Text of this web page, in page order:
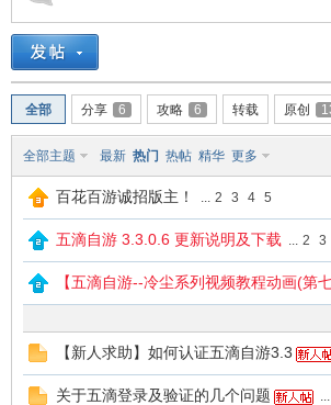
全部 分享 6 攻略 6 转载 原创
全部主题 最新 热门 热帖 精华 更多
百花百游诚招版主！ ... 2 3 4 5
五滴自游 3.3.0.6 更新说明及下载 ... 2 3
【五滴自游--冷尘系列视频教程动画(第
【新人求助】如何认证五滴自游3.3
关于五滴登录及验证的几个问题 ...